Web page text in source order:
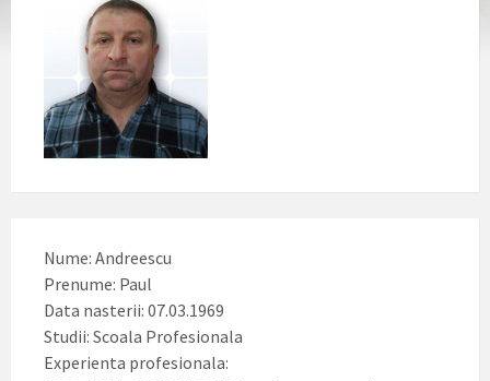
Nume: Andreescu
Prenume: Paul
Data nasterii: 07.03.1969
Studii: Scoala Profesionala
Experienta profesionala: